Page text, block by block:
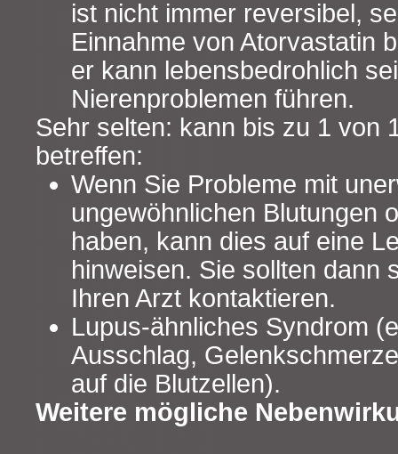
ist nicht immer reversibel,
Einnahme von Atorvastatin
er kann lebensbedrohlich
Nierenproblemen führen.
Sehr selten: kann bis zu 1 von
betreffen:
Wenn Sie Probleme mit
ungewöhnlichen Blutungen
haben, kann dies auf eine
hinweisen. Sie sollten dann
Ihren Arzt kontaktieren.
Lupus-ähnliches Syndrom
Ausschlag,
auf die Blutzellen).
Weitere mögliche